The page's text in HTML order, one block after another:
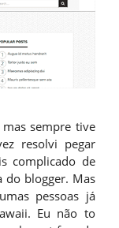
sempre tive
resolvi pegar
complicado de
do blogger. Mas
pessoas já
Eu não to